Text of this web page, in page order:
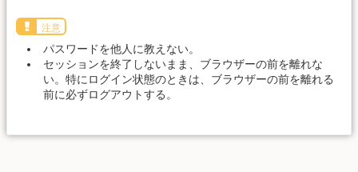
注意
パスワードを他人に教えない。
セッションを終了しないまま、ブラウザーの前を離れな
い。特にログイン状態のときは、ブラウザーの前を離れる
前に必ずログアウトする。